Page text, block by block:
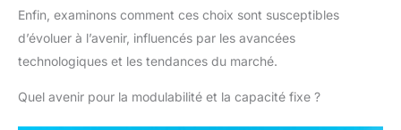
Enfin, examinons comment ces choix sont susceptibles
d’évoluer à l’avenir, influencés par les avancées
technologiques et les tendances du marché.
Quel avenir pour la modulabilité et la capacité fixe ?